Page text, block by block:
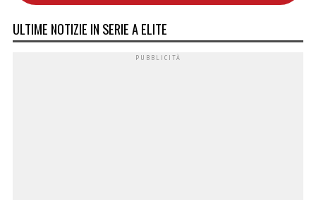
ULTIME NOTIZIE IN SERIE A ELITE